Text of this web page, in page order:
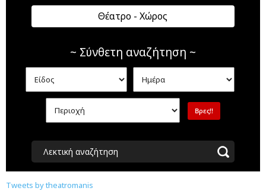
Θέατρο - Χώρος
~ Σύνθετη αναζήτηση ~
Λεκτική αναζήτηση
Tweets by theatromanis